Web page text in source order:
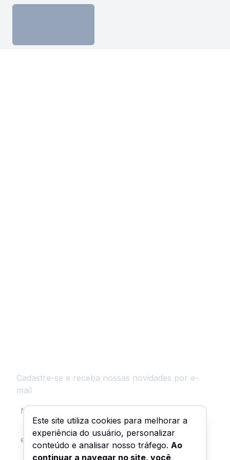
Cadastre-se e receba nossas novidades por e-
mail
Este site utiliza cookies para melhorar a
experiência do usuário, personalizar
conteúdo e analisar nosso tráfego. Ao
continuar a navegar no site, você